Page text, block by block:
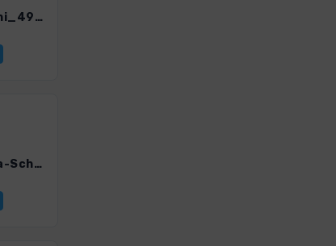
Kre_20_Agia Irini_4947_3.gpx
Kre_22_Samaria-Schnuppertour_4947_3.gpx